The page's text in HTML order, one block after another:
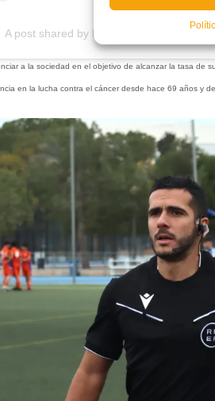
A post shared by FFCV (@ffcv_info)
a la sociedad en el objetivo de alcanzar la tasa de
en la lucha contra el cáncer desde hace 69 años y